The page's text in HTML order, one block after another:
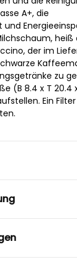
A+, die
heiß
der im
zu
(B 8.4 x T 20.4
Ein